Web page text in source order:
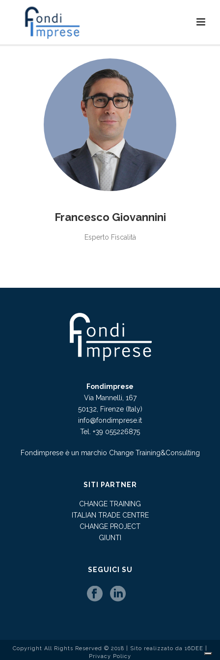
Francesco Giovannini
Esperto Fiscalità
Fondimprese
Via Mannelli, 167
50132, Firenze (Italy)
info@fondimprese.it
Tel. +39 055226875
Fondimprese è un marchio Change Training&Consulting
SITI PARTNER
CHANGE TRAINING
ITALIAN TRADE CENTRE
CHANGE PROJECT
GIUNTI
SEGUICI SU
Copyright All Rights Reserved © 2018 | Sito realizzato da 16DEE
Privacy Policy